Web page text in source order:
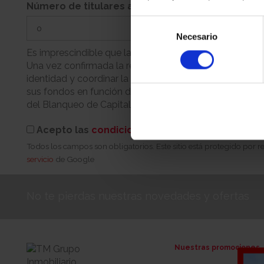
consentimiento
Necesario
Número de titulares adicionales
Es imprescindible que la persona que realiza la
Una vez confirmada la reserva, nuestro equipo se
identidad y coordinar la cita para la firma. Recuerde
sus fondos en función de su condición (persona
del Blanqueo de Capitales.
Acepto las condiciones de reserva
Todos los campos son obligatorios. Este sitio está protegido por
servicio de Google
Nuestras promociones